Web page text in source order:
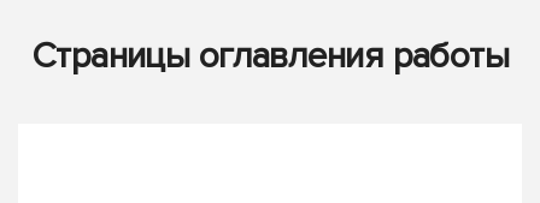
Страницы оглавления работы